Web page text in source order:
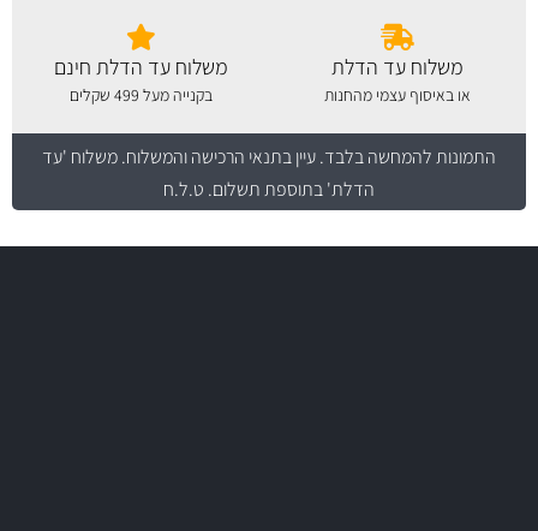
משלוח עד הדלת
או באיסוף עצמי מהחנות
משלוח עד הדלת חינם
בקנייה מעל 499 שקלים
התמונות להמחשה בלבד.עיין בתנאי הרכישה והמשלוח. משלוח 'עד
הדלת' בתוספת תשלום. ט.ל.ח